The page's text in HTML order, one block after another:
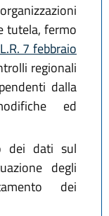
tutela, fermo
L.R. 7 febbraio
regionali
dalla
ed
dei dati sul
degli
dei